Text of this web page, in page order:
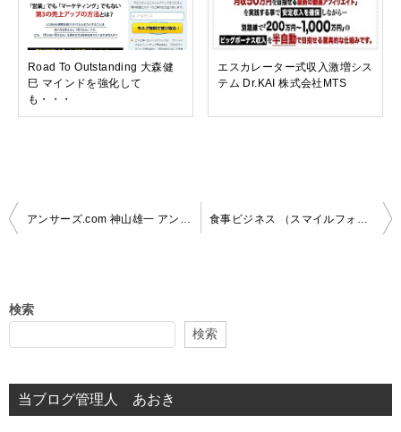
Road To Outstanding 大森健
巳 マインドを強化して
も・・・
エスカレーター式収入激増シス
テム Dr.KAI 株式会社MTS
投
ビ
シ
ョ
検索
検索
当ブログ管理人 あおき